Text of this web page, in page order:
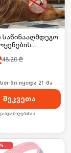
საწინააღმდეგო
48.20₾
ში იყიდა 21-მა
შეკვეთა
მიღებისას
სწრაფად ქრება